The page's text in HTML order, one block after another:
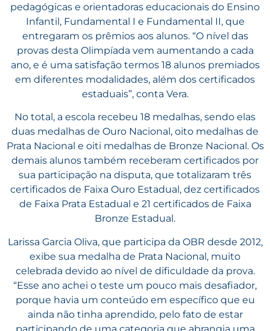
pedagógicas e orientadoras educacionais do Ensino
Infantil, Fundamental I e Fundamental II, que
entregaram os prêmios aos alunos. “O nível das
provas desta Olimpíada vem aumentando a cada
ano, e é uma satisfação termos 18 alunos premiados
em diferentes modalidades, além dos certificados
estaduais”, conta Vera.
No total, a escola recebeu 18 medalhas, sendo elas
duas medalhas de Ouro Nacional, oito medalhas de
Prata Nacional e oiti medalhas de Bronze Nacional. Os
demais alunos também receberam certificados por
sua participação na disputa, que totalizaram três
certificados de Faixa Ouro Estadual, dez certificados
de Faixa Prata Estadual e 21 certificados de Faixa
Bronze Estadual.
Larissa Garcia Oliva, que participa da OBR desde 2012,
exibe sua medalha de Prata Nacional, muito
celebrada devido ao nível de dificuldade da prova.
“Esse ano achei o teste um pouco mais desafiador,
porque havia um conteúdo em específico que eu
ainda não tinha aprendido, pelo fato de estar